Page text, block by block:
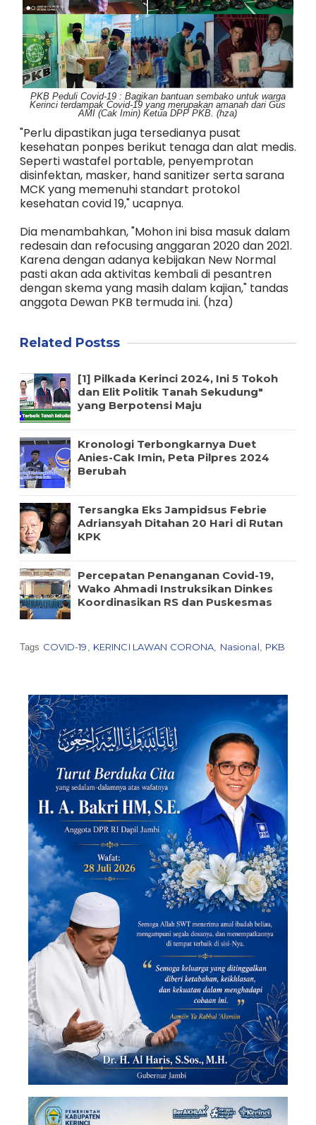
PKB Peduli Covid-19 : Bagikan bantuan sembako untuk warga
Kerinci terdampak Covid-19 yang merupakan amanah dari Gus
AMI (Cak Imin) Ketua DPP PKB. (hza)
"Perlu dipastikan juga tersedianya pusat
kesehatan ponpes berikut tenaga dan alat medis.
Seperti wastafel portable, penyemprotan
disinfektan, masker, hand sanitizer serta sarana
MCK yang memenuhi standart protokol
kesehatan covid 19," ucapnya.
Dia menambahkan, "Mohon ini bisa masuk dalam
redesain dan refocusing anggaran 2020 dan 2021.
Karena dengan adanya kebijakan New Normal
pasti akan ada aktivitas kembali di pesantren
dengan skema yang masih dalam kajian," tandas
anggota Dewan PKB termuda ini. (hza)
Related Postss
[1] Pilkada Kerinci 2024, Ini 5 Tokoh
dan Elit Politik Tanah Sekudung"
yang Berpotensi Maju
Kronologi Terbongkarnya Duet
Anies-Cak Imin, Peta Pilpres 2024
Berubah
Tersangka Eks Jampidsus Febrie
Adriansyah Ditahan 20 Hari di Rutan
KPK
Percepatan Penanganan Covid-19,
Wako Ahmadi Instruksikan Dinkes
Koordinasikan RS dan Puskesmas
Tags COVID-19 KERINCI LAWAN CORONA Nasional PKB